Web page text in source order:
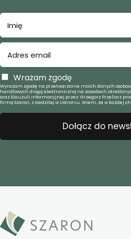
Wrażam zgodę
Wyrażam zgodę na przetwarzanie moich danych
handlowych drogą elektroniczną na zasadach
oraz klauzuli informacyjnej przez: Grzegorz Przeliorz
firmą Szaron, z siedzibą w Ustroniu. Wiem, że w każdej
Dołącz do